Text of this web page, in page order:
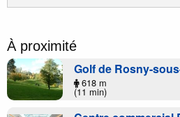
À proximité
Golf de Rosny-
618 m
(11 min)